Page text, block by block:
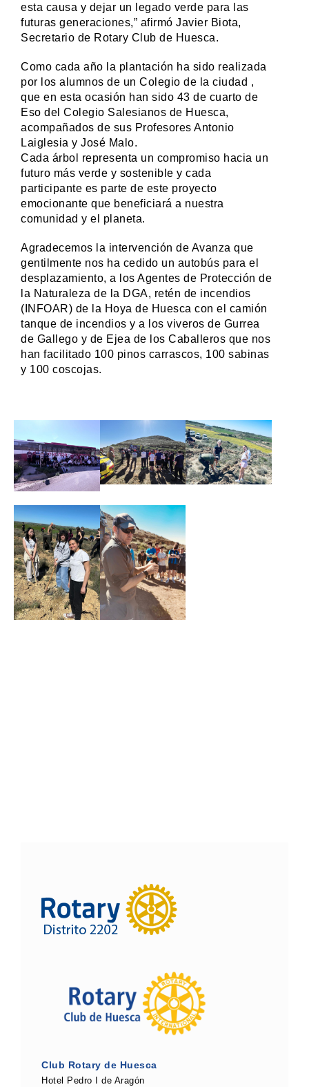
esta causa y dejar un legado verde para las
futuras generaciones,” afirmó Javier Biota,
Secretario de Rotary Club de Huesca.
Como cada año la plantación ha sido realizada
por los alumnos de un Colegio de la ciudad ,
que en esta ocasión han sido 43 de cuarto de
Eso del Colegio Salesianos de Huesca,
acompañados de sus Profesores Antonio
Laiglesia y José Malo.
Cada árbol representa un compromiso hacia un
futuro más verde y sostenible y cada
participante es parte de este proyecto
emocionante que beneficiará a nuestra
comunidad y el planeta.
Agradecemos la intervención de Avanza que
gentilmente nos ha cedido un autobús para el
desplazamiento, a los Agentes de Protección de
la Naturaleza de la DGA, retén de incendios
(INFOAR) de la Hoya de Huesca con el camión
tanque de incendios y a los viveros de Gurrea
de Gallego y de Ejea de los Caballeros que nos
han facilitado 100 pinos carrascos, 100 sabinas
y 100 coscojas.
Club Rotary de Huesca
Hotel Pedro I de Aragón